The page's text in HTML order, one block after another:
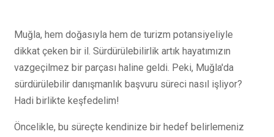
Muğla, hem doğasıyla hem de turizm potansiyeliyle
dikkat çeken bir il. Sürdürülebilirlik artık hayatımızın
vazgeçilmez bir parçası haline geldi. Peki, Muğla'da
sürdürülebilir danışmanlık başvuru süreci nasıl işliyor?
Hadi birlikte keşfedelim!
Öncelikle, bu süreçte kendinize bir hedef belirlemeniz